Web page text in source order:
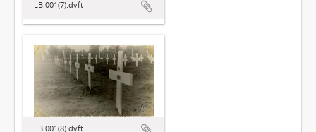
LB.001(7).dvft
LB.001(8).dvft